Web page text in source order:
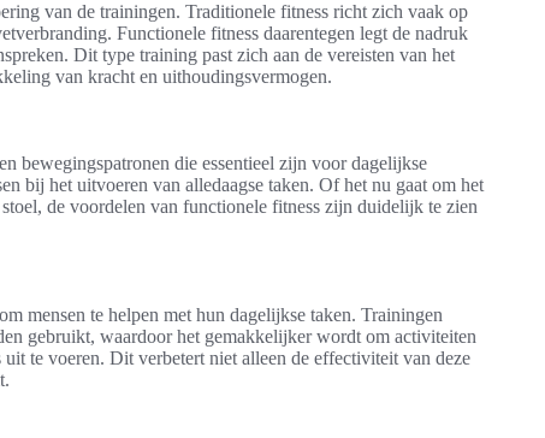
van de trainingen. Traditionele fitness richt zich vaak op
Functionele fitness daarentegen legt de nadruk
Dit type training past zich aan de vereisten van het
van kracht en uithoudingsvermogen.
bewegingspatronen die essentieel zijn voor dagelijkse
bij het uitvoeren van alledaagse taken. Of het nu gaat om het
de voordelen van functionele fitness zijn duidelijk te zien
mensen te helpen met hun dagelijkse taken. Trainingen
gebruikt, waardoor het gemakkelijker wordt om activiteiten
te voeren. Dit verbetert niet alleen de effectiviteit van deze